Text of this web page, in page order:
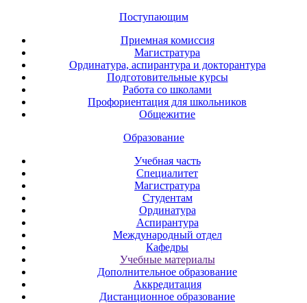
Поступающим
Приемная комиссия
Магистратура
Ординатура, аспирантура и докторантура
Подготовительные курсы
Работа со школами
Профориентация для школьников
Общежитие
Образование
Учебная часть
Специалитет
Магистратура
Студентам
Ординатура
Аспирантура
Международный отдел
Кафедры
Учебные материалы
Дополнительное образование
Аккредитация
Дистанционное образование